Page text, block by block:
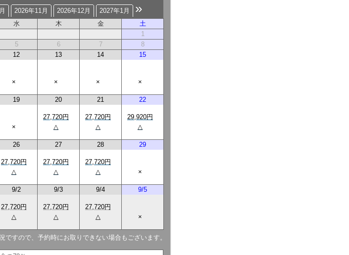
2026年11月 2026年12月 2027年1月 »
水 木 金
土
1
5 6 7
8
12
×
13
×
14
×
15
×
19
×
20
27,720円
△
21
27,720円
△
22
29,920円
△
26
27,720円
△
27
27,720円
△
28
27,720円
△
29
×
9/2
27,720円
△
9/3
27,720円
△
9/4
27,720円
△
9/5
×
すので、予約時にお取りできない場合もございます。